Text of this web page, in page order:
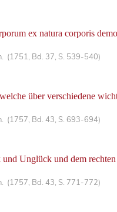
ex natura corporis
(1751, Bd. 37, S. 539-540)
über verschiedene
(1757, Bd. 43, S. 693-694)
Unglück und dem rechten
(1757, Bd. 43, S. 771-772)